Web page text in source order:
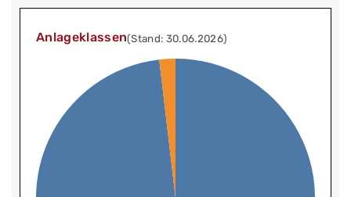
Anlageklassen(Stand: 30.06.2026)